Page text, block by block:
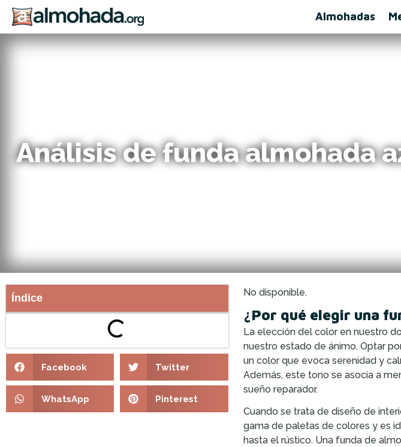
Almohadas
Análisis de funda almohada
Índice
Facebook Twitter
WhatsApp Pinterest
No disponible.
¿Por qué elegir una
La elección del color en nuestro
nuestro estado de ánimo. Optar
un color que evoca serenidad y
Además, este tono se asocia a
sueño reparador.
Cuando se trata de diseño de
gama de paletas de colores y es
hasta el rústico. Una funda de